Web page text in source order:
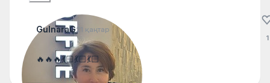
GulnaraG21 қаңтар
🔥🔥🔥💃🏻💃🏻💃🏻
1